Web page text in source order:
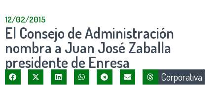
12/02/2015
El Consejo de Administración
nombra a Juan José Zaballa
presidente de Enresa
Corporativa